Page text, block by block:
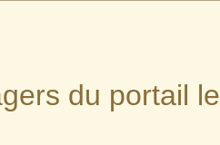
du portail